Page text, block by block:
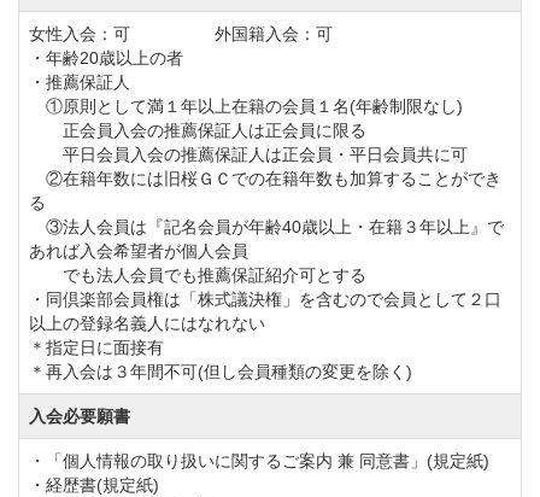
で、ご希望の方は直接コースへご相談ください。
国際桜ゴルフ倶楽部のクラブハウスは3階建てです。
小高い丘に建てられているので、霞ヶ浦の美しい景色
を眺めながらお寛ぎ頂けます。
フロントには間接照明が置かれ落ち着いた雰囲気を醸
し出しています。
館内設備は浴室、ロッカールーム、レストラン、コン
ペルーム、ショップを完備しています。
国際桜ゴルフ倶楽部は霞ヶ浦付近にあるゴルフ場の中
でも人気のあるコースなので経営基盤は安定してきま
した。
女性入会：可 外国籍入会：可
・年齢20歳以上の者
・推薦保証人
①原則として満１年以上在籍の会員１名(年齢制限なし)
正会員入会の推薦保証人は正会員に限る
平日会員入会の推薦保証人は正会員・平日会員共に可
②在籍年数には旧桜ＧＣでの在籍年数も加算することができ
る
③法人会員は『記名会員が年齢40歳以上・在籍３年以上』で
あれば入会希望者が個人会員
でも法人会員でも推薦保証紹介可とする
・同倶楽部会員権は「株式議決権」を含むので会員として２口
以上の登録名義人にはなれない
＊指定日に面接有
＊再入会は３年間不可(但し会員種類の変更を除く)
入会必要願書
・「個人情報の取り扱いに関するご案内 兼 同意書」(規定紙)
・経歴書(規定紙)